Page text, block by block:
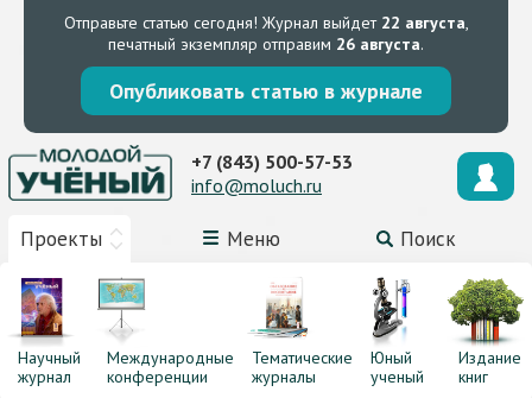
Отправьте статью сегодня! Журнал выйдет 22 августа,
печатный экземпляр отправим 26 августа.
Опубликовать статью в журнале
Проекты Меню Поиск
+7 (843) 500-57-53
info@moluch.ru
Научный
журнал
Международные
конференции
Тематические
журналы
Юный
ученый
Издание
книг